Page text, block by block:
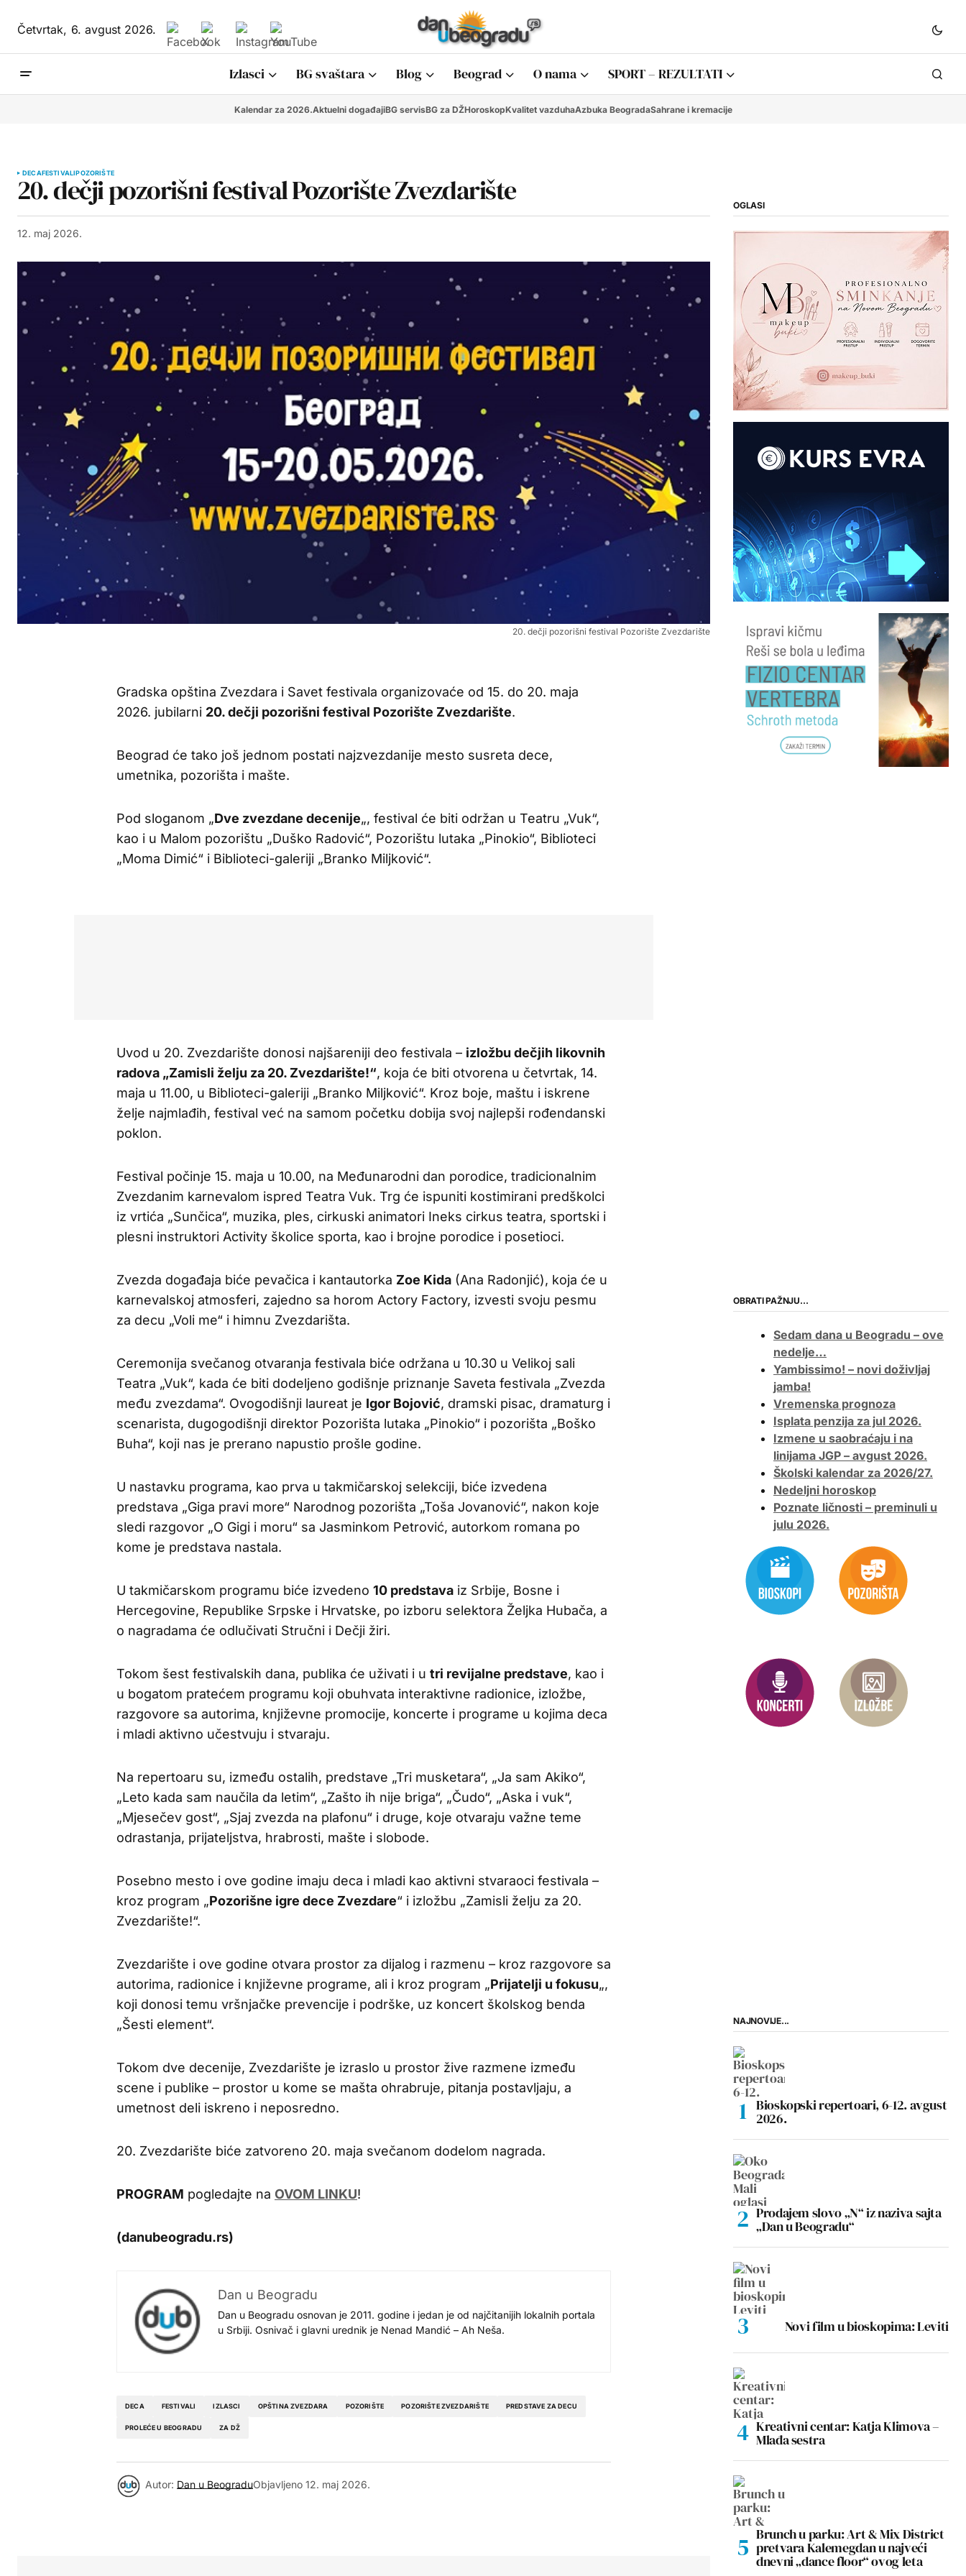
Četvrtak,6. avgust 2026.
Izlasci BG svaštara Blog Beograd O nama SPORT – REZULTATI
Kalendar za 2026.Aktuelni događajiBG servisBG za DŽHoroskopKvalitet vazduhaAzbuka BeogradaSahrane i kremacije
DECAFESTIVALIPOZORIŠTE
20. dečji pozorišni festival Pozorište Zvezdarište
12. maj 2026.
20. dečji pozorišni festival Pozorište Zvezdarište
Gradska opština Zvezdara i Savet festivala organizovaće od 15. do 20. maja
2026. jubilarni 20. dečji pozorišni festival Pozorište Zvezdarište.
Beograd će tako još jednom postati najzvezdanije mesto susreta dece,
umetnika, pozorišta i mašte.
Pod sloganom „Dve zvezdane decenije„, festival će biti održan u Teatru „Vuk“,
kao i u Malom pozorištu „Duško Radović“, Pozorištu lutaka „Pinokio“, Biblioteci
„Moma Dimić“ i Biblioteci-galeriji „Branko Miljković“.
Uvod u 20. Zvezdarište donosi najšareniji deo festivala – izložbu dečjih likovnih
radova „Zamisli želju za 20. Zvezdarište!“, koja će biti otvorena u četvrtak, 14.
maja u 11.00, u Biblioteci-galeriji „Branko Miljković“. Kroz boje, maštu i iskrene
želje najmlađih, festival već na samom početku dobija svoj najlepši rođendanski
poklon.
Festival počinje 15. maja u 10.00, na Međunarodni dan porodice, tradicionalnim
Zvezdanim karnevalom ispred Teatra Vuk. Trg će ispuniti kostimirani predškolci
iz vrtića „Sunčica“, muzika, ples, cirkuski animatori Ineks cirkus teatra, sportski i
plesni instruktori Activity školice sporta, kao i brojne porodice i posetioci.
Zvezda događaja biće pevačica i kantautorka Zoe Kida (Ana Radonjić), koja će u
karnevalskoj atmosferi, zajedno sa horom Actory Factory, izvesti svoju pesmu
za decu „Voli me“ i himnu Zvezdarišta.
Ceremonija svečanog otvaranja festivala biće održana u 10.30 u Velikoj sali
Teatra „Vuk“, kada će biti dodeljeno godišnje priznanje Saveta festivala „Zvezda
među zvezdama“. Ovogodišnji laureat je Igor Bojović, dramski pisac, dramaturg i
scenarista, dugogodišnji direktor Pozorišta lutaka „Pinokio“ i pozorišta „Boško
Buha“, koji nas je prerano napustio prošle godine.
U nastavku programa, kao prva u takmičarskoj selekciji, biće izvedena
predstava „Giga pravi more“ Narodnog pozorišta „Toša Jovanović“, nakon koje
sledi razgovor „O Gigi i moru“ sa Jasminkom Petrović, autorkom romana po
kome je predstava nastala.
U takmičarskom programu biće izvedeno 10 predstava iz Srbije, Bosne i
Hercegovine, Republike Srpske i Hrvatske, po izboru selektora Željka Hubača, a
o nagradama će odlučivati Stručni i Dečji žiri.
Tokom šest festivalskih dana, publika će uživati i u tri revijalne predstave, kao i
u bogatom pratećem programu koji obuhvata interaktivne radionice, izložbe,
razgovore sa autorima, književne promocije, koncerte i programe u kojima deca
i mladi aktivno učestvuju i stvaraju.
Na repertoaru su, između ostalih, predstave „Tri musketara“, „Ja sam Akiko“,
„Leto kada sam naučila da letim“, „Zašto ih nije briga“, „Čudo“, „Aska i vuk“,
„Mjesečev gost“, „Sjaj zvezda na plafonu“ i druge, koje otvaraju važne teme
odrastanja, prijateljstva, hrabrosti, mašte i slobode.
Posebno mesto i ove godine imaju deca i mladi kao aktivni stvaraoci festivala –
kroz program „Pozorišne igre dece Zvezdare“ i izložbu „Zamisli želju za 20.
Zvezdarište!“.
Zvezdarište i ove godine otvara prostor za dijalog i razmenu – kroz razgovore sa
autorima, radionice i književne programe, ali i kroz program „Prijatelji u fokusu„,
koji donosi temu vršnjačke prevencije i podrške, uz koncert školskog benda
„Šesti element“.
Tokom dve decenije, Zvezdarište je izraslo u prostor žive razmene između
scene i publike – prostor u kome se mašta ohrabruje, pitanja postavljaju, a
umetnost deli iskreno i neposredno.
20. Zvezdarište biće zatvoreno 20. maja svečanom dodelom nagrada.
PROGRAM pogledajte na OVOM LINKU!
(danubeogradu.rs)
Dan u Beogradu
Dan u Beogradu osnovan je 2011. godine i jedan je od najčitanijih lokalnih portala
u Srbiji. Osnivač i glavni urednik je Nenad Mandić – Ah Neša.
DECA FESTIVALI IZLASCI OPŠTINA ZVEZDARA POZORIŠTE POZORIŠTE ZVEZDARIŠTE PREDSTAVE ZA DECU
PROLEĆE U BEOGRADU ZA DŽ
Autor: Dan u BeograduObjavljeno 12. maj 2026.
OGLASI
OBRATI PAŽNJU…
Sedam dana u Beogradu – ove
nedelje…
Yambissimo! – novi doživljaj
jamba!
Vremenska prognoza
Isplata penzija za jul 2026.
Izmene u saobraćaju i na
linijama JGP – avgust 2026.
Školski kalendar za 2026/27.
Nedeljni horoskop
Poznate ličnosti – preminuli u
julu 2026.
NAJNOVIJE...
Bioskopski repertoari, 6-12. avgust
2026.
Prodajem slovo „N“ iz naziva sajta
„Dan u Beogradu“
Novi film u bioskopima: Leviti
Kreativni centar: Katja Klimova –
Mlađa sestra
Brunch u parku: Art & Mix District
pretvara Kalemegdan u najveći
dnevni „dance floor“ ovog leta